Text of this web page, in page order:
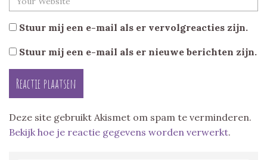
Stuur mij een e-mail als er vervolgreacties zijn.
Stuur mij een e-mail als er nieuwe berichten zijn.
Deze site gebruikt Akismet om spam te verminderen.
Bekijk hoe je reactie gegevens worden verwerkt.